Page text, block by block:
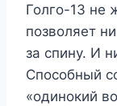
Голго-13 не
позволяет
за спину. И
Способный
«одинокий